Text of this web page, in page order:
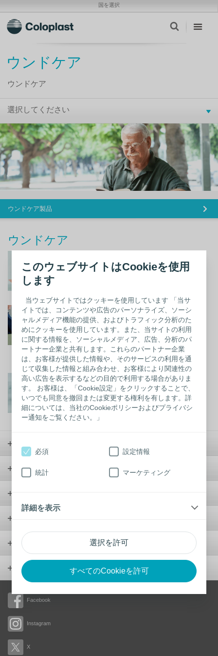
このウェブサイトはCookieを使用
します
当ウェブサイトではクッキーを使用しています 「当サ
イトでは、コンテンツや広告のパーソナライズ、ソーシ
ャルメディア機能の提供、およびトラフィック分析のた
めにクッキーを使用しています。また、当サイトの利用
に関する情報を、ソーシャルメディア、広告、分析のパ
ートナー企業と共有します。これらのパートナー企業
は、お客様が提供した情報や、そのサービスの利用を通
じて収集した情報と組み合わせ、お客様により関連性の
高い広告を表示するなどの目的で利用する場合がありま
す。 お客様は、「Cookie設定」をクリックすることで、
いつでも同意を撤回または変更する権利を有します。詳
細については、当社のCookieポリシーおよびプライバシ
ー通知をご覧ください。」
選択を許可
すべてのCookieを許可
必須 設定情報
統計 マーケティング
詳細を表示
国を選択
ウンドケア
ウンドケア
選択してください
ウンドケア製品
ウンドケア
ウンドケアに関する知
識
詳細はこちら
コスト管理
コスト管理はこちらから
Facebook
Instagram
X
コンチネンスケア
製品
会社概要